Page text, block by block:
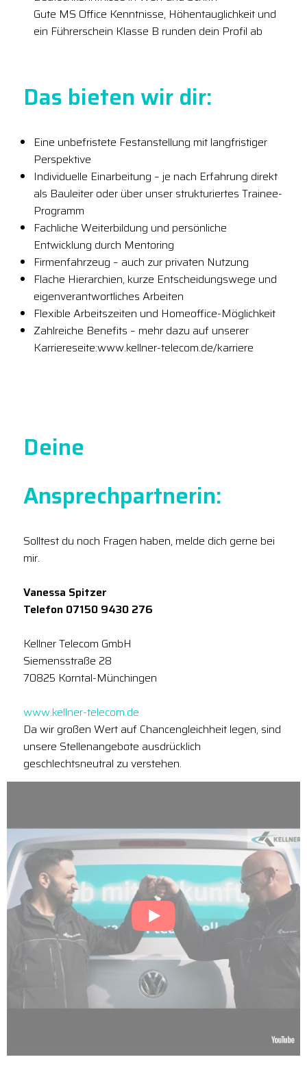
Gute MS Office Kenntnisse, Höhentauglichkeit und
ein Führerschein Klasse B runden dein Profil ab
Das bieten wir dir:
Eine unbefristete Festanstellung mit langfristiger
Perspektive
Individuelle Einarbeitung – je nach Erfahrung direkt
als Bauleiter oder über unser strukturiertes Trainee-
Programm
Fachliche Weiterbildung und persönliche
Entwicklung durch Mentoring
Firmenfahrzeug – auch zur privaten Nutzung
Flache Hierarchien, kurze Entscheidungswege und
eigenverantwortliches Arbeiten
Flexible Arbeitszeiten und Homeoffice-Möglichkeit
Zahlreiche Benefits – mehr dazu auf unserer
Karriereseite:www.kellner-telecom.de/karriere
Deine
Ansprechpartnerin:
Solltest du noch Fragen haben, melde dich gerne bei
mir.
Vanessa Spitzer
Telefon 07150 9430 276
Kellner Telecom GmbH
Siemensstraße 28
70825 Korntal-Münchingen
www.kellner-telecom.de
Da wir großen Wert auf Chancengleichheit legen, sind
unsere Stellenangebote ausdrücklich
geschlechtsneutral zu verstehen.